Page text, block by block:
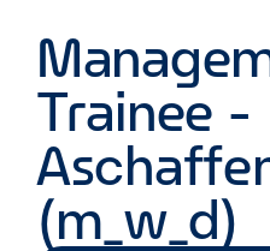
Trainee -
(m_w_d)